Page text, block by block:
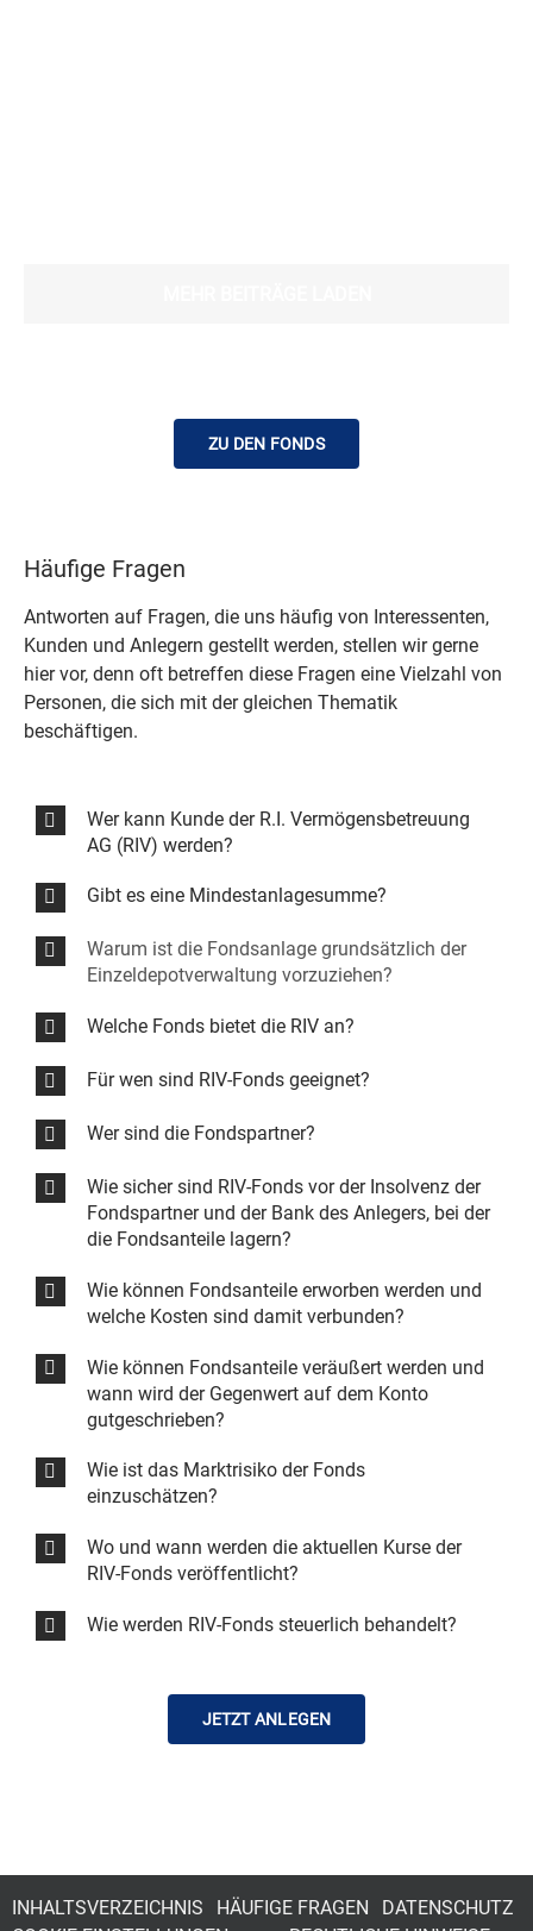
ZU DEN FONDS
Häufige Fragen
Antworten auf Fragen, die uns häufig von Interessenten,
Kunden und Anlegern gestellt werden, stellen wir gerne
hier vor, denn oft betreffen diese Fragen eine Vielzahl von
Personen, die sich mit der gleichen Thematik
beschäftigen.
Wer kann Kunde der R.I. Vermögensbetreuung
AG (RIV) werden?
Gibt es eine Mindestanlagesumme?
Warum ist die Fondsanlage grundsätzlich der
Einzeldepotverwaltung vorzuziehen?
Welche Fonds bietet die RIV an?
Für wen sind RIV-Fonds geeignet?
Wer sind die Fondspartner?
Wie sicher sind RIV-Fonds vor der Insolvenz der
Fondspartner und der Bank des Anlegers, bei der
die Fondsanteile lagern?
Wie können Fondsanteile erworben werden und
welche Kosten sind damit verbunden?
Wie können Fondsanteile veräußert werden und
wann wird der Gegenwert auf dem Konto
gutgeschrieben?
Wie ist das Marktrisiko der Fonds
einzuschätzen?
Wo und wann werden die aktuellen Kurse der
RIV-Fonds veröffentlicht?
Wie werden RIV-Fonds steuerlich behandelt?
JETZT ANLEGEN
INHALTSVERZEICHNIS HÄUFIGE FRAGEN
DATENSCHUTZ